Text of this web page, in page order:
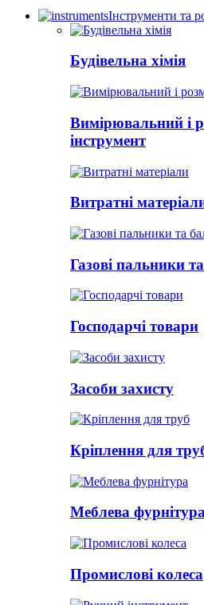
Інструменти та
Будівельна хімія
Вимірювальний і
інструмент
Витратні
Газові пальники
Господарчі товари
Засоби захисту
Кріплення для
Меблева
Промислові колеса